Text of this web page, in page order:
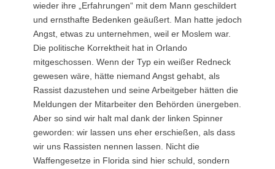
wieder ihre „Erfahrungen“ mit dem Mann geschildert
und ernsthafte Bedenken geäußert. Man hatte jedoch
Angst, etwas zu unternehmen, weil er Moslem war.
Die politische Korrektheit hat in Orlando
mitgeschossen. Wenn der Typ ein weißer Redneck
gewesen wäre, hätte niemand Angst gehabt, als
Rassist dazustehen und seine Arbeitgeber hätten die
Meldungen der Mitarbeiter den Behörden ünergeben.
Aber so sind wir halt mal dank der linken Spinner
geworden: wir lassen uns eher erschießen, als dass
wir uns Rassisten nennen lassen. Nicht die
Waffengesetze in Florida sind hier schuld, sondern